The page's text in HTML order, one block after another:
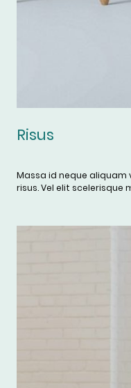
Risus
Massa id neque
risus. Vel elit scelerisque